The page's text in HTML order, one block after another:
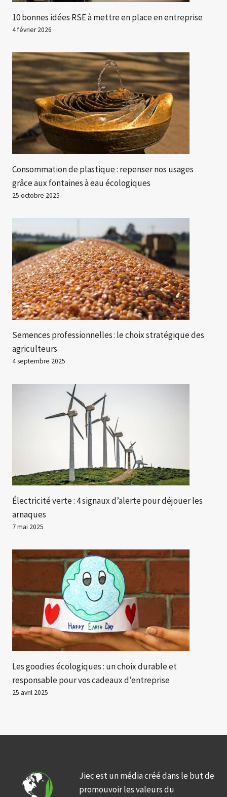
10 bonnes idées RSE à mettre en place en entreprise
4 février 2026
Consommation de plastique : repenser nos usages
grâce aux fontaines à eau écologiques
25 octobre 2025
Semences professionnelles : le choix stratégique des
agriculteurs
4 septembre 2025
Électricité verte : 4 signaux d’alerte pour déjouer les
arnaques
7 mai 2025
Les goodies écologiques : un choix durable et
responsable pour vos cadeaux d’entreprise
25 avril 2025
Jiec est un média créé dans le but de
promouvoir les valeurs du